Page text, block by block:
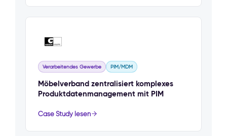
Verarbeitendes Gewerbe PIM/MDM
Möbelverband zentralisiert komplexes
Produktdatenmanagement mit PIM
Case Study lesen